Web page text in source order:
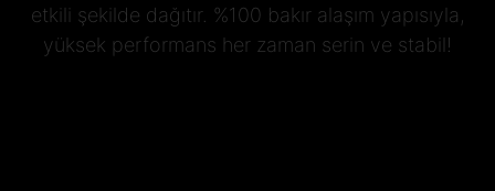
etkili şekilde dağıtır. %100 bakır alaşım yapısıyla,
yüksek performans her zaman serin ve stabil!